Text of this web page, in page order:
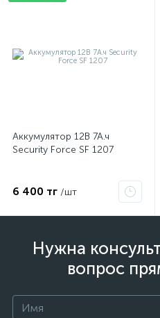
Аккумулятор 12В 7А.ч
Security Force SF 1207
6 400 тг /шт
Нужна
вопрос